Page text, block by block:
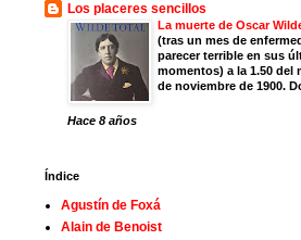
Los placeres sencillos
La muerte de Oscar
(tras un mes de
parecer terrible en sus
momentos) a la 1.50 del
de noviembre de 1900.
Hace 8 años
Índice
Agustín de Foxá
Alain de Benoist